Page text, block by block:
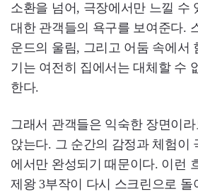
소환을 넘어, 극장에서만 느낄 수
대한 관객들의 욕구를 보여준다.
운드의 울림, 그리고 어둠 속에서
기는 여전히 집에서는 대체할 수
한다.
그래서 관객들은 익숙한 장면이라
앉는다. 그 순간의 감정과 체험이
에서만 완성되기 때문이다. 이런
제왕 3부작이 다시 스크린으로 돌